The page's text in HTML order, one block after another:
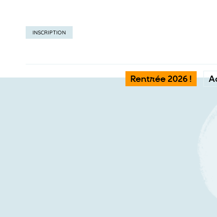
Rentrée 2026 !
INSCRIPTION